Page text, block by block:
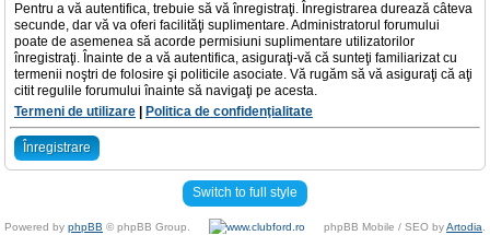
Pentru a vă autentifica, trebuie să vă înregistraţi. Înregistrarea durează câteva
secunde, dar vă va oferi facilităţi suplimentare. Administratorul forumului
poate de asemenea să acorde permisiuni suplimentare utilizatorilor
înregistraţi. Înainte de a vă autentifica, asiguraţi-vă că sunteţi familiarizat cu
termenii noştri de folosire şi politicile asociate. Vă rugăm să vă asiguraţi că aţi
citit regulile forumului înainte să navigaţi pe acesta.
Termeni de utilizare
Politica de confidenţialitate
Înregistrare
Switch to full style
Powered by phpBB © phpBB Group. phpBB Mobile / SEO byArtodia